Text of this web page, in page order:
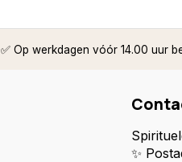
✅ Op werkdagen vóór 14.00 uur
✨